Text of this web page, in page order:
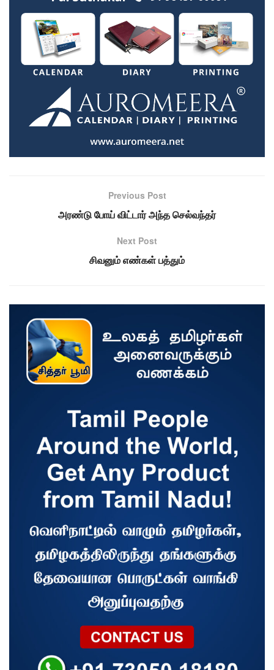
Previous Post
அரண்டு போய் விட்டார் அந்த செல்வந்தர்
Next Post
சிவனும் எண்கள் பத்தும்